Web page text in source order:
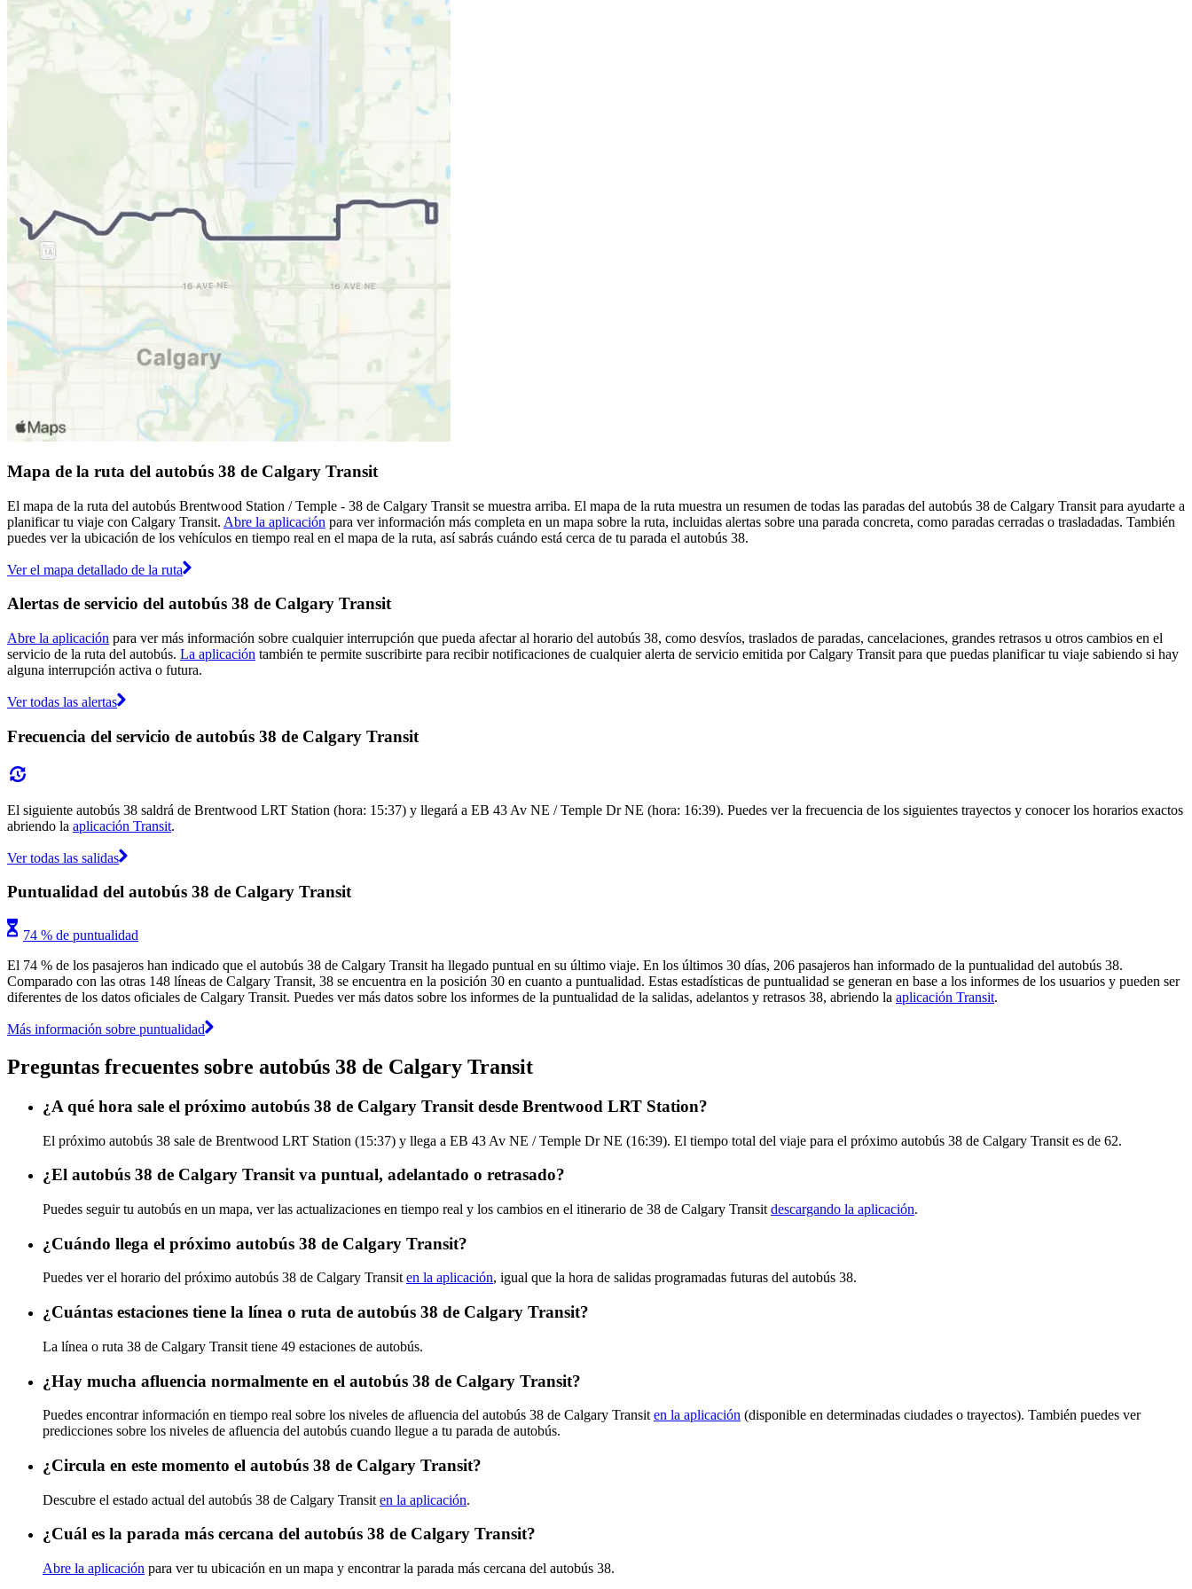
Mapa de la ruta del autobús 38 de Calgary Transit
El mapa de la ruta del autobús Brentwood Station / Temple - 38 de Calgary Transit se muestra arriba. El mapa de la ruta muestra un resumen de todas las paradas del autobús 38 de Calgary Transit para ayudarte a
planificar tu viaje con Calgary Transit. Abre la aplicación para ver información más completa en un mapa sobre la ruta, incluidas alertas sobre una parada concreta, como paradas cerradas o trasladadas. También
puedes ver la ubicación de los vehículos en tiempo real en el mapa de la ruta, así sabrás cuándo está cerca de tu parada el autobús 38.
Ver el mapa detallado de la ruta
Alertas de servicio del autobús 38 de Calgary Transit
Abre la aplicación para ver más información sobre cualquier interrupción que pueda afectar al horario del autobús 38, como desvíos, traslados de paradas, cancelaciones, grandes retrasos u otros cambios en el
servicio de la ruta del autobús. La aplicación también te permite suscribirte para recibir notificaciones de cualquier alerta de servicio emitida por Calgary Transit para que puedas planificar tu viaje sabiendo si hay
alguna interrupción activa o futura.
Ver todas las alertas
Frecuencia del servicio de autobús 38 de Calgary Transit
El siguiente autobús 38 saldrá de Brentwood LRT Station (hora: 15:37) y llegará a EB 43 Av NE / Temple Dr NE (hora: 16:39). Puedes ver la frecuencia de los siguientes trayectos y conocer los horarios exactos
abriendo la aplicación Transit.
Ver todas las salidas
Puntualidad del autobús 38 de Calgary Transit
74 % de puntualidad
El 74 % de los pasajeros han indicado que el autobús 38 de Calgary Transit ha llegado puntual en su último viaje. En los últimos 30 días, 206 pasajeros han informado de la puntualidad del autobús 38.
Comparado con las otras 148 líneas de Calgary Transit, 38 se encuentra en la posición 30 en cuanto a puntualidad. Estas estadísticas de puntualidad se generan en base a los informes de los usuarios y pueden ser
diferentes de los datos oficiales de Calgary Transit. Puedes ver más datos sobre los informes de la puntualidad de la salidas, adelantos y retrasos 38, abriendo la aplicación Transit.
Más información sobre puntualidad
Preguntas frecuentes sobre autobús 38 de Calgary Transit
¿A qué hora sale el próximo autobús 38 de Calgary Transit desde Brentwood LRT Station?
El próximo autobús 38 sale de Brentwood LRT Station (15:37) y llega a EB 43 Av NE / Temple Dr NE (16:39). El tiempo total del viaje para el próximo autobús 38 de Calgary Transit es de 62.
¿El autobús 38 de Calgary Transit va puntual, adelantado o retrasado?
Puedes seguir tu autobús en un mapa, ver las actualizaciones en tiempo real y los cambios en el itinerario de 38 de Calgary Transit descargando la aplicación.
¿Cuándo llega el próximo autobús 38 de Calgary Transit?
Puedes ver el horario del próximo autobús 38 de Calgary Transit en la aplicación, igual que la hora de salidas programadas futuras del autobús 38.
¿Cuántas estaciones tiene la línea o ruta de autobús 38 de Calgary Transit?
La línea o ruta 38 de Calgary Transit tiene 49 estaciones de autobús.
¿Hay mucha afluencia normalmente en el autobús 38 de Calgary Transit?
Puedes encontrar información en tiempo real sobre los niveles de afluencia del autobús 38 de Calgary Transit en la aplicación (disponible en determinadas ciudades o trayectos). También puedes ver
predicciones sobre los niveles de afluencia del autobús cuando llegue a tu parada de autobús.
¿Circula en este momento el autobús 38 de Calgary Transit?
Descubre el estado actual del autobús 38 de Calgary Transit en la aplicación.
¿Cuál es la parada más cercana del autobús 38 de Calgary Transit?
Abre la aplicación para ver tu ubicación en un mapa y encontrar la parada más cercana del autobús 38.